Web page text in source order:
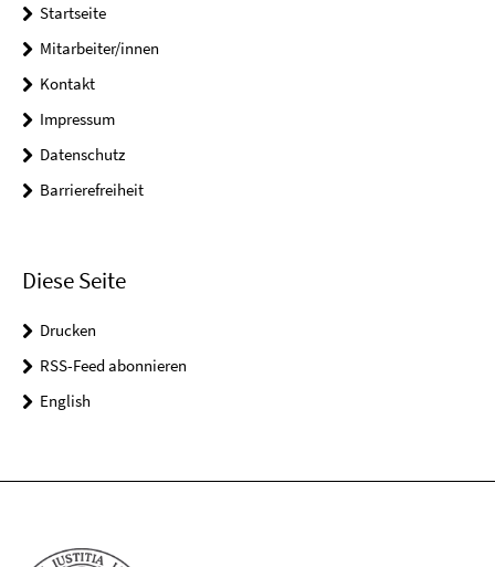
Startseite
Mitarbeiter/innen
Kontakt
Impressum
Datenschutz
Barrierefreiheit
Diese Seite
Drucken
RSS-Feed abonnieren
English